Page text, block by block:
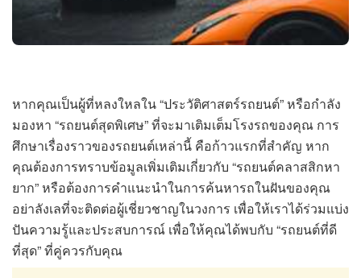
หากคุณเป็นผู้ที่หลงใหลใน “ประวัติศาสตร์รถยนต์” หรือกำลัง
มองหา “รถยนต์สุดพิเศษ” ที่จะมาเติมเต็มโรงรถของคุณ การ
ศึกษาเรื่องราวของรถยนต์เหล่านี้ คือก้าวแรกที่สำคัญ หาก
คุณต้องการทราบข้อมูลเพิ่มเติมเกี่ยวกับ “รถยนต์คลาสสิกหา
ยาก” หรือต้องการคำแนะนำในการค้นหารถในฝันของคุณ
อย่าลังเลที่จะติดต่อผู้เชี่ยวชาญในวงการ เพื่อให้เราได้ร่วมแบ่ง
ปันความรู้และประสบการณ์ เพื่อให้คุณได้พบกับ “รถยนต์ที่ดี
ที่สุด” ที่คู่ควรกับคุณ